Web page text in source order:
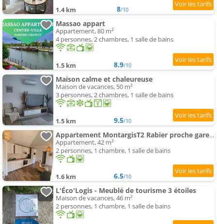
1.4 km 8/10
Massao appart
Appartement, 80 m²
4 personnes, 2 chambres, 1 salle de bains
1.5 km 8.9/10
Maison calme et chaleureuse
Maison de vacances, 50 m²
3 personnes, 2 chambres, 1 salle de bains
1.5 km 9.5/10
Appartement MontargisT2 Rabier proche gare, wifi et parking privée gratuits
Appartement, 42 m²
2 personnes, 1 chambre, 1 salle de bains
1.6 km 6.5/10
L'Éco'Logis - Meublé de tourisme 3 étoiles
Maison de vacances, 46 m²
2 personnes, 1 chambre, 1 salle de bains